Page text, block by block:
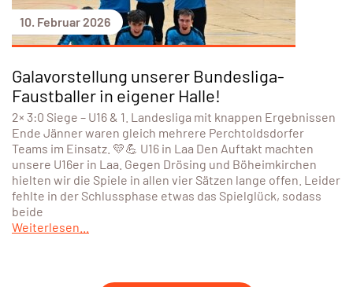
10. Februar 2026
Galavorstellung unserer Bundesliga-
Faustballer in eigener Halle!
2× 3:0 Siege – U16 & 1. Landesliga mit knappen Ergebnissen
Ende Jänner waren gleich mehrere Perchtoldsdorfer
Teams im Einsatz. 💛💪 U16 in Laa Den Auftakt machten
unsere U16er in Laa. Gegen Drösing und Böheimkirchen
hielten wir die Spiele in allen vier Sätzen lange offen. Leider
fehlte in der Schlussphase etwas das Spielglück, sodass
beide
Weiterlesen...